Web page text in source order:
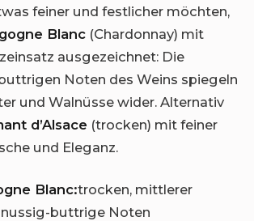
feiner und festlicher möchten,
Blanc (Chardonnay) mit
ausgezeichnet: Die
Noten des Weins spiegeln
und Walnüsse wider. Alternativ
d’Alsace (trocken) mit feiner
und Eleganz.
Blanc:trocken, mittlerer
nussig-buttrige Noten